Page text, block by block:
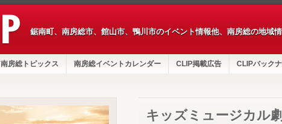
鋸南町、南房総市、館山市、鴨川市のイベント情報他、南房総の地域情
南房総トピックス 南房総イベントカレンダー CLIP掲載広告 CLIPバック
キッズミュージカル